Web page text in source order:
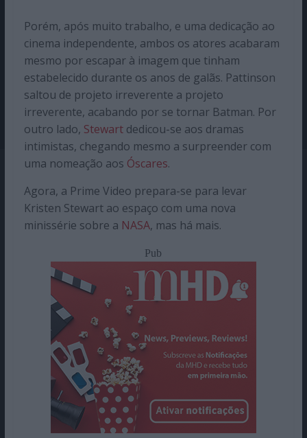
Porém, após muito trabalho, e uma dedicação ao
cinema independente, ambos os atores acabaram
mesmo por escapar à imagem que tinham
estabelecido durante os anos de galãs. Pattinson
saltou de projeto irreverente a projeto
irreverente, acabando por se tornar Batman. Por
outro lado, Stewartdedicou-se aos dramas
intimistas, chegando mesmo a surpreender com
uma nomeação aos Óscares.
Agora, a Prime Video prepara-se para levar
Kristen Stewart ao espaço com uma nova
minissérie sobre a NASA, mas há mais.
Pub